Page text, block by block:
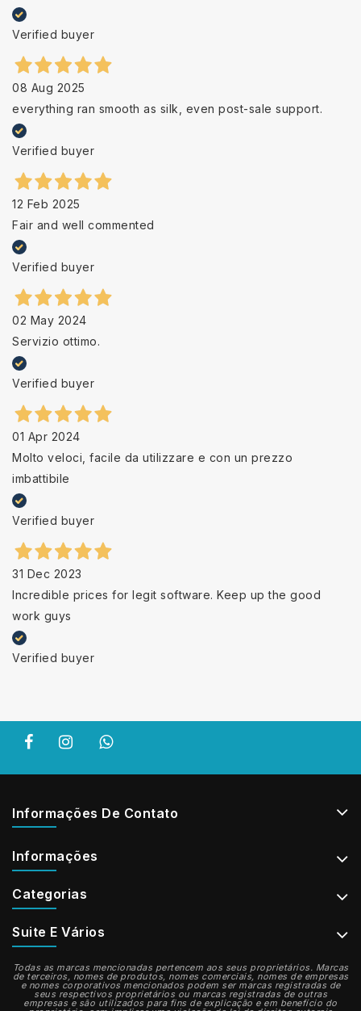
Verified buyer
08 Aug 2025
everything ran smooth as silk, even post-sale support.
Verified buyer
12 Feb 2025
Fair and well commented
Verified buyer
02 May 2024
Servizio ottimo.
Verified buyer
01 Apr 2024
Molto veloci, facile da utilizzare e con un prezzo
imbattibile
Verified buyer
31 Dec 2023
Incredible prices for legit software. Keep up the good
work guys
Verified buyer
Informações De Contato
Informações
Categorias
Suite E Vários
Todas as marcas mencionadas pertencem aos seus proprietários. Marcas
de terceiros, nomes de produtos, nomes comerciais, nomes de empresas
e nomes corporativos mencionados podem ser marcas registradas de
seus respectivos proprietários ou marcas registradas de outras
empresas e são utilizados para fins de explicação e em benefício do